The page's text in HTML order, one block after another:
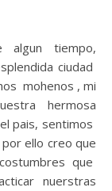
ciudad
mohenos , mi
hermosa
pais, sentimos
ello creo que
que
nuerstras